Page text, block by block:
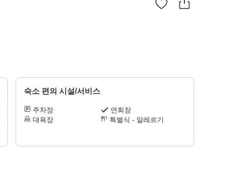
숙소 편의 시설/서비스
주차장
연회장
대욕장
특별식 - 알레르기